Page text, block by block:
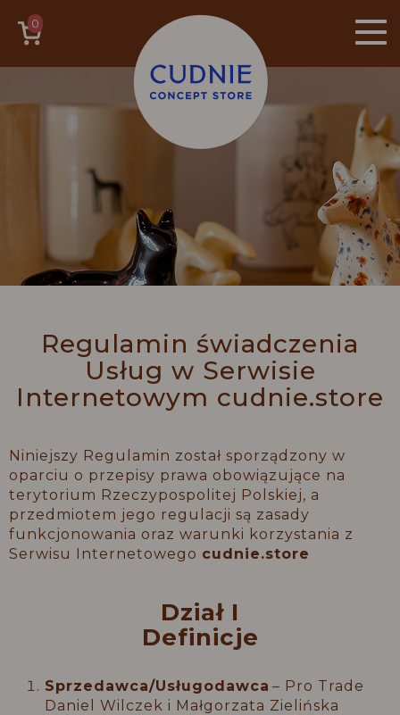
0
Zawartość koszyka
Regulamin świadczenia
Usług w Serwisie
Internetowym cudnie.store
Niniejszy Regulamin został sporządzony w
oparciu o przepisy prawa obowiązujące na
terytorium Rzeczypospolitej Polskiej, a
przedmiotem jego regulacji są zasady
funkcjonowania oraz warunki korzystania z
Serwisu Internetowego cudnie.store
Dział I
Definicje
Sprzedawca/Usługodawca – Pro Trade
Daniel Wilczek i Małgorzata Zielińska